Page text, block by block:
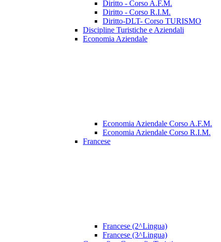
Diritto - Corso A.F.M.
Diritto - Corso R.I.M.
Diritto-DLT- Corso TURISMO
Discipline Turistiche e Aziendali
Economia Aziendale
Economia Aziendale Corso A.F.M.
Economia Aziendale Corso R.I.M.
Francese
Francese (2^Lingua)
Francese (3^Lingua)